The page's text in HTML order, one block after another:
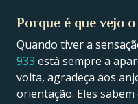
Porque é que vejo
Quando tiver a
933 está sempre a
volta, agradeça aos
orientação. Eles sabem